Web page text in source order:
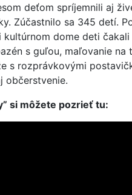
deťom spríjemnili aj
Zúčastnilo sa 345 detí.
dome deti
s guľou, maľovanie na
s rozprávkovými
občerstvenie.
si môžete pozrieť tu: